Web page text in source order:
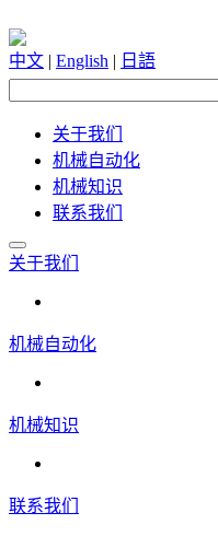
中文 | English | 日語
关于我们
机械自动化
机械知识
联系我们
关于我们
机械自动化
机械知识
联系我们